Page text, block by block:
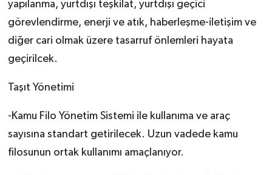
yapılanma, yurtdışı teşkilat, yurtdışı geçici
görevlendirme, enerji ve atık, haberleşme-iletişim ve
diğer cari olmak üzere tasarruf önlemleri hayata
geçirilcek.
Taşıt Yönetimi
-Kamu Filo Yönetim Sistemi ile kullanıma ve araç
sayısına standart getirilecek. Uzun vadede kamu
filosunun ortak kullanımı amaçlanıyor.